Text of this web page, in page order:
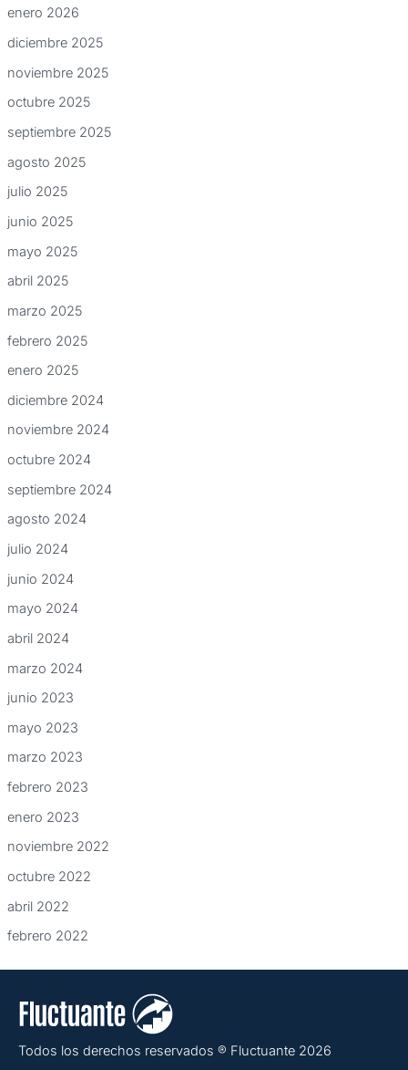
enero 2026
diciembre 2025
noviembre 2025
octubre 2025
septiembre 2025
agosto 2025
julio 2025
junio 2025
mayo 2025
abril 2025
marzo 2025
febrero 2025
enero 2025
diciembre 2024
noviembre 2024
octubre 2024
septiembre 2024
agosto 2024
julio 2024
junio 2024
mayo 2024
abril 2024
marzo 2024
junio 2023
mayo 2023
marzo 2023
febrero 2023
enero 2023
noviembre 2022
octubre 2022
abril 2022
febrero 2022
Todos los derechos reservados ® Fluctuante 2026